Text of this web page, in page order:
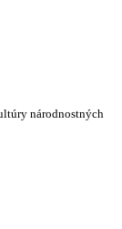
národnostných